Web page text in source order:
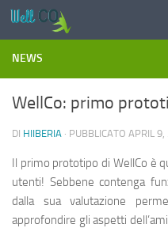
Salta al contenuto
NEWS
WellCo: primo
DI HIIBERIA · PUBBLICATO APRIL
Il primo prototipo di WellCo è
utenti! Sebbene contenga
dalla sua valutazione
approfondire gli aspetti